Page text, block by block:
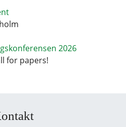
2026
for papers!